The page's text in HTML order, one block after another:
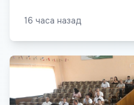
16 часа назад